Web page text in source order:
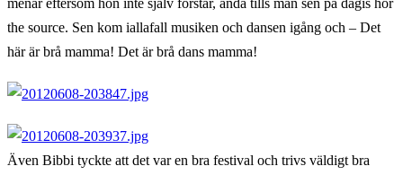
menar eftersom hon inte själv förstår, ända tills man sen på dagis hör
the source. Sen kom iallafall musiken och dansen igång och – Det
här är brå mamma! Det är brå dans mamma!
Även Bibbi tyckte att det var en bra festival och trivs väldigt bra